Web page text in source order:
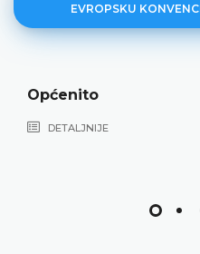
EVROPSKU
Općenito
DETALJNIJE